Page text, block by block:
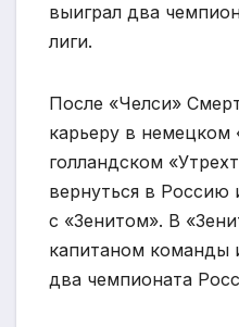
выиграл два
лиги.
После «Челси»
карьеру в немецком
голландском
вернуться в Россию
с «Зенитом». В
капитаном команды
два чемпионата